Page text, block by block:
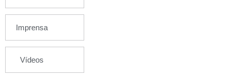
Imprensa
Vídeos